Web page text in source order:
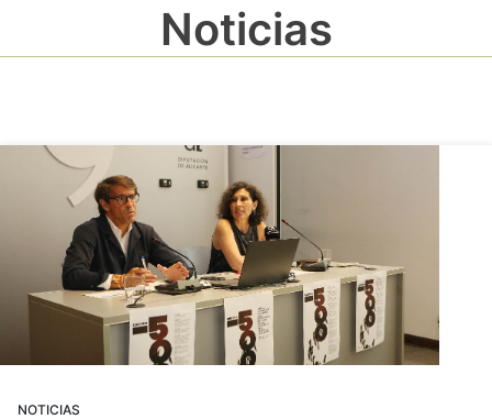
Noticias
NOTICIAS